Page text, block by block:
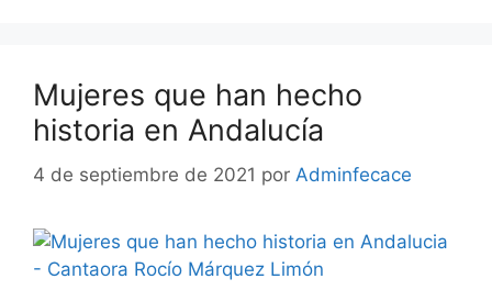
Mujeres que han hecho
historia en Andalucía
4 de septiembre de 2021 por Adminfecace